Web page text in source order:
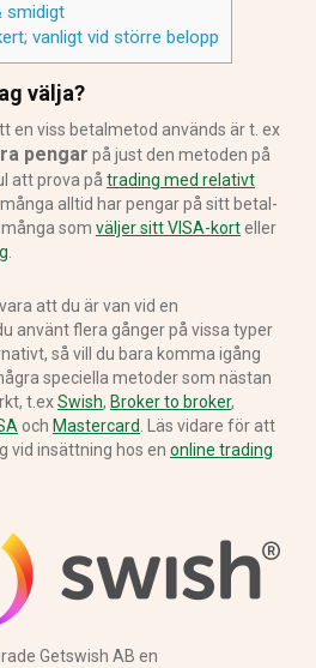
smidigt
vanligt vid större belopp
välja?
en viss betalmetod används är t. ex
pengar på just den metoden på
att prova på trading med relativt
många alltid har pengar på sitt betal-
som väljer sitt VISA-korteller
att du är van vid en
använt flera gånger på vissa typer
så vill du bara komma igång
speciella metoder som nästan
t.exSwish, Broker to broker,
och Mastercard
. Läs vidare för att
vid insättning hos en online trading
Getswish AB en